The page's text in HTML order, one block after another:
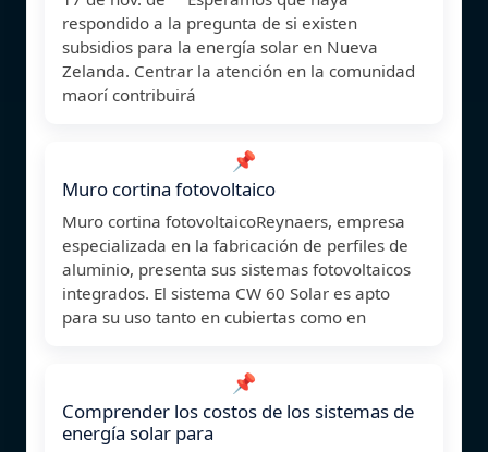
respondido a la pregunta de si existen
subsidios para la energía solar en Nueva
Zelanda. Centrar la atención en la comunidad
maorí contribuirá
📌
Muro cortina fotovoltaico
Muro cortina fotovoltaicoReynaers, empresa
especializada en la fabricación de perfiles de
aluminio, presenta sus sistemas fotovoltaicos
integrados. El sistema CW 60 Solar es apto
para su uso tanto en cubiertas como en
📌
Comprender los costos de los sistemas de
energía solar para